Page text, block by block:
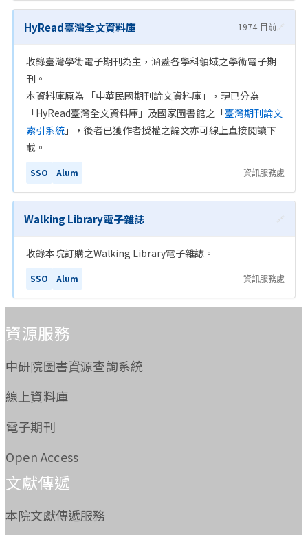
HyRead臺灣全文資料庫 1974-目前🔗
收錄臺灣學術電子期刊為主，涵蓋各學科領域之學術電子期
刊。
本資料庫原為 「中華民國期刊論文資料庫」，現已分為
「HyRead臺灣全文資料庫」及國家圖書館之「臺灣期刊論文
索引系統 」，後者已獲作者授權之論文亦可線上直接閱讀下
載。
SSO Alum 資訊服務處
Walking Library電子雜誌 🔗
收錄本院訂購之Walking Library電子雜誌。
SSO Alum 資訊服務處
資源服務
中研院圖書資源查詢系統
線上資料庫
電子期刊
Open Access
文獻傳遞
本院文獻傳遞服務